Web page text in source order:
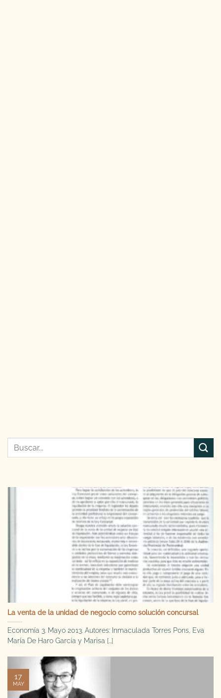
La venta de la unidad de negocio como solución concursal
Economía 3. Mayo 2013. Autores: Inmaculada Torres Pons, Eva
María De Haro García y Marisa [...]
17
MAY